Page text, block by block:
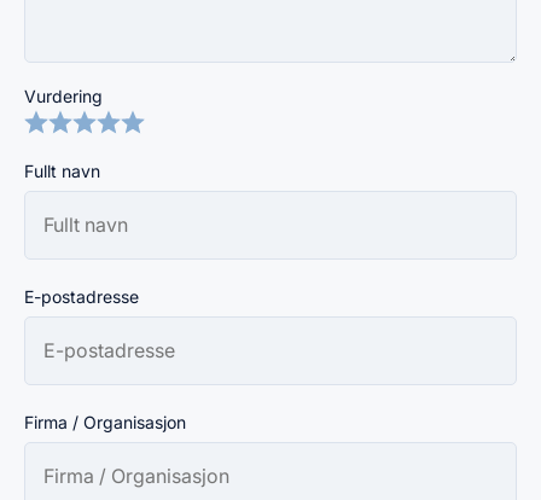
Vurdering
Fullt navn
E-postadresse
Firma / Organisasjon